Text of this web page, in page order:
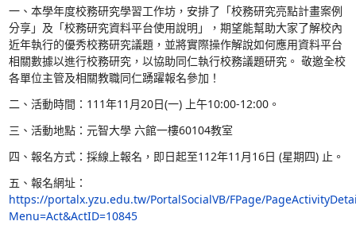
「 112學年度校務研究學習工作坊：校
畫案例分享 及 校務研究資料平台使用說
一、本學年度校務研究學習工作坊，安排了「校務
分享」及「校務研究資料平台使用說明」，期望能
近年執行的優秀校務研究議題，並將實際操作解說
相關數據以進行校務研究，以協助同仁執行校務議
各單位主管及相關教職同仁踴躍報名參加！